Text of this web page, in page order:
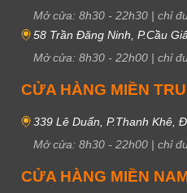
Mở cửa: 8h30 - 22h30 | chỉ
58 Trần Đăng Ninh, P.Cầu
Mở cửa: 8h30 - 22h00 | chỉ
CỬA HÀNG MIỀN
339 Lê Duẩn, P.Thanh Khê,
Mở cửa: 8h30 - 22h00 | chỉ
CỬA HÀNG MIỀN